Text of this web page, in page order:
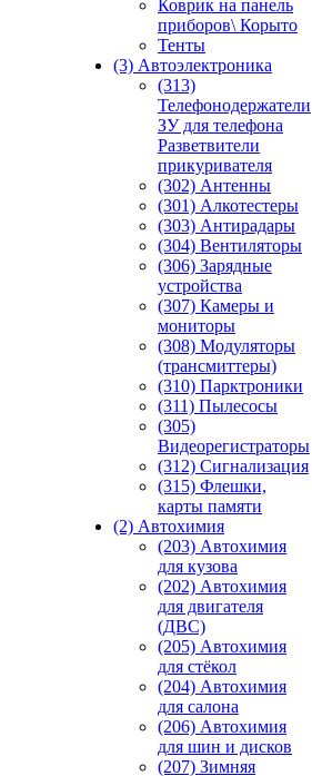
Коврик на панель
приборов\ Корыто
Тенты
(3) Автоэлектроника
(313)
Телефонодержатели
ЗУ для телефона
Разветвители
прикуривателя
(302) Антенны
(301) Алкотестеры
(303) Антирадары
(304) Вентиляторы
(306) Зарядные
устройства
(307) Камеры и
мониторы
(308) Модуляторы
(трансмиттеры)
(310) Парктроники
(311) Пылесосы
(305)
Видеорегистраторы
(312) Сигнализация
(315) Флешки,
карты памяти
(2) Автохимия
(203) Автохимия
для кузова
(202) Автохимия
для двигателя
(ДВС)
(205) Автохимия
для стёкол
(204) Автохимия
для салона
(206) Автохимия
для шин и дисков
(207) Зимняя